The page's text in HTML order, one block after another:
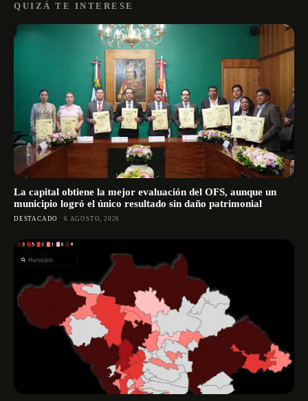
QUIZÁ TE INTERESE
La capital obtiene la mejor evaluación del OFS, aunque un
municipio logró el único resultado sin daño patrimonial
DESTACADO 6 AGOSTO, 2026